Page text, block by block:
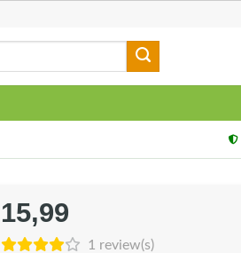
15,99
1 review(s)